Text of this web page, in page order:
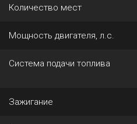
Количество мест
Мощность двигателя, л.с.
Система подачи топлива
Зажигание